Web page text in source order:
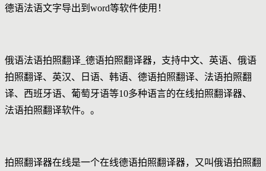
德语法语文字导出到word等软件使用！
俄语法语拍照翻译_德语拍照翻译器，支持中文、英语、俄语
拍照翻译、英汉、日语、韩语、德语拍照翻译、法语拍照翻
译、西班牙语、葡萄牙语等10多种语言的在线拍照翻译器、
法语拍照翻译软件。。
拍照翻译器在线是一个在线德语拍照翻译器，又叫俄语拍照翻